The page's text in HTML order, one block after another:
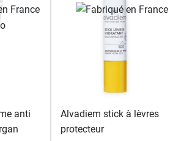
de l'épiderme avec un effet
lisse les rides
lifte la surface de la
votre visage est aussi plus
d'hydratation
anti
Alvadiem stick à lèvres
protecteur